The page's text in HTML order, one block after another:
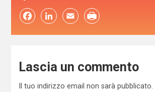
FacebookLinkedIn Email
Lascia un commento
Il tuo indirizzo email non sarà pubblicato.